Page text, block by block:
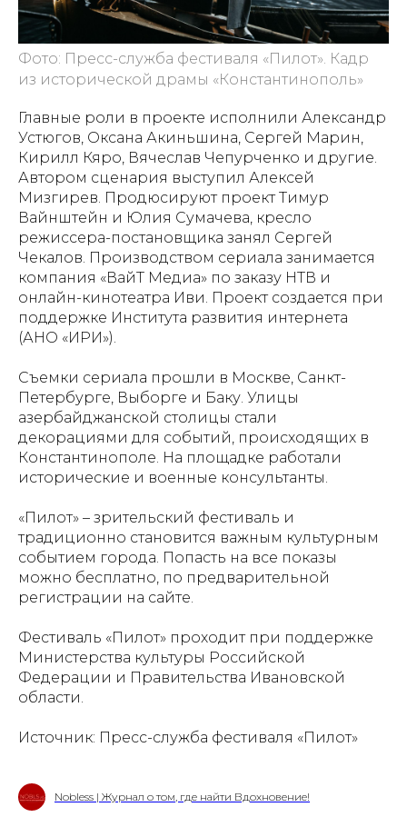
Фото: Пресс-служба фестиваля «Пилот». Кадр
из исторической драмы «Константинополь»
Главные роли в проекте исполнили Александр
Устюгов, Оксана Акиньшина, Сергей Марин,
Кирилл Кяро, Вячеслав Чепурченко и другие.
Автором сценария выступил Алексей
Мизгирев. Продюсируют проект Тимур
Вайнштейн и Юлия Сумачева, кресло
режиссера-постановщика занял Сергей
Чекалов. Производством сериала занимается
компания «ВайТ Медиа» по заказу НТВ и
онлайн-кинотеатра Иви. Проект создается при
поддержке Института развития интернета
(АНО «ИРИ»).
Съемки сериала прошли в Москве, Санкт-
Петербурге, Выборге и Баку. Улицы
азербайджанской столицы стали
декорациями для событий, происходящих в
Константинополе. На площадке работали
исторические и военные консультанты.
«Пилот» – зрительский фестиваль и
традиционно становится важным культурным
событием города. Попасть на все показы
можно бесплатно, по предварительной
регистрации на сайте.
Фестиваль «Пилот» проходит при поддержке
Министерства культуры Российской
Федерации и Правительства Ивановской
области.
Источник: Пресс-служба фестиваля «Пилот»
Nobless | Журнал о том, где найти Вдохновение!